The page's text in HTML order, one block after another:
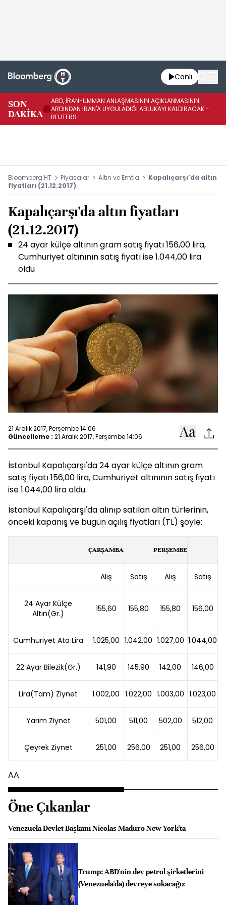
Canlı
SON
DAKİKA
ABD, İRAN-UMMAN ANLAŞMASININ AÇIKLANMASININ
ARDINDAN İRAN'A UYGULADIĞI ABLUKAYI KALDIRACAK -
REUTERS
Bloomberg HT Piyasalar Altın ve Emtia
Kapalıçarşı'da altın
fiyatları (21.12.2017)
Kapalıçarşı'da altın fiyatları
(21.12.2017)
24 ayar külçe altının gram satış fiyatı 156,00 lira,
Cumhuriyet altınının satış fiyatı ise 1.044,00 lira
oldu
21 Aralık 2017, Perşembe 14:06
Güncelleme : 21 Aralık 2017, Perşembe 14:06
İstanbul Kapalıçarşı'da 24 ayar külçe altının gram
satış fiyatı 156,00 lira, Cumhuriyet altınının satış fiyatı
ise 1.044,00 lira oldu.
İstanbul Kapalıçarşı'da alınıp satılan altın türlerinin,
önceki kapanış ve bugün açılış fiyatları (TL) şöyle:
ÇARŞAMBA PERŞEMBE
Alış Satış Alış Satış
24 Ayar Külçe
Altın(Gr.)
155,60 155,80 155,80 156,00
Cumhuriyet Ata Lira 1.025,00 1.042,00 1.027,00 1.044,00
22 Ayar Bilezik(Gr.) 141,90 145,90 142,00 146,00
Lira(Tam) Ziynet 1.002,00 1.022,00 1.003,00 1.023,00
Yarım Ziynet 501,00 511,00 502,00 512,00
Çeyrek Ziynet 251,00 256,00 251,00 256,00
AA
Öne Çıkanlar
Venezuela Devlet Başkanı Nicolas Maduro New York'ta
Trump: ABD'nin dev petrol şirketlerini
(Venezuela'da) devreye sokacağız